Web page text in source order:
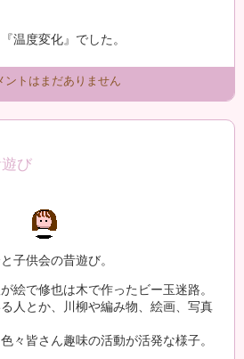
温度変化』でした。
ントはまだありません
び
子供会の昔遊び。
絵で修也は木で作ったビー玉迷路。
人とか、川柳や編み物、絵画、写真
々皆さん趣味の活動が活発な様子。